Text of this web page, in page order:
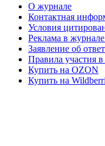
О журнале
Контактная
Условия
Реклама в
Заявление об
Правила участия
Купить на OZON
Купить на